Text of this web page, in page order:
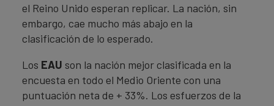
el Reino Unido esperan replicar. La nación, sin
embargo, cae mucho más abajo en la
clasificación de lo esperado.
Los EAU son la nación mejor clasificada en la
encuesta en todo el Medio Oriente con una
puntuación neta de + 33%. Los esfuerzos de la